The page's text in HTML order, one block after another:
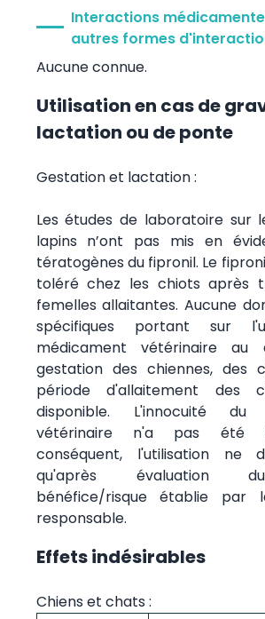
Interactions
autres formes
Aucune connue.
Utilisation en cas de
lactation ou de ponte
Gestation et lactation :
Les études de laboratoire sur
lapins n’ont pas mis en
tératogènes du fipronil. Le
toléré chez les chiots après
femelles allaitantes. Aucune
spécifiques portant sur
médicament vétérinaire
gestation des chiennes, des
période d'allaitement des
disponible. L'innocuité du
vétérinaire n'a pas été
conséquent, l'utilisation ne
qu'après évaluation
bénéfice/risque établie par
responsable.
Effets indésirables
Chiens et chats :